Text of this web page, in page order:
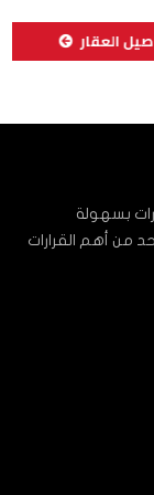
العقار
بسهولة
من أهم القرارات